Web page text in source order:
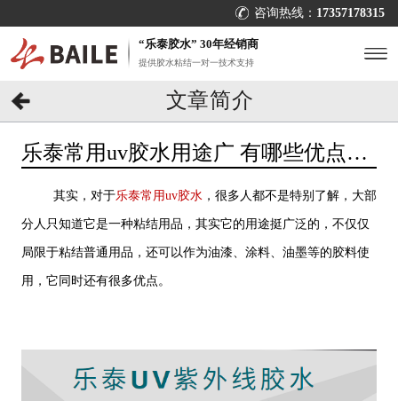
咨询热线： 17357178315
“乐泰胶水” 30年经销商
提供胶水粘结一对一技术支持
文章简介
乐泰常用uv胶水用途广 有哪些优点？
其实，对于乐泰常用uv胶水，很多人都不是特别了解，大部
分人只知道它是一种粘结用品，其实它的用途挺广泛的，不仅仅
局限于粘结普通用品，还可以作为油漆、涂料、油墨等的胶料使
用，它同时还有很多优点。